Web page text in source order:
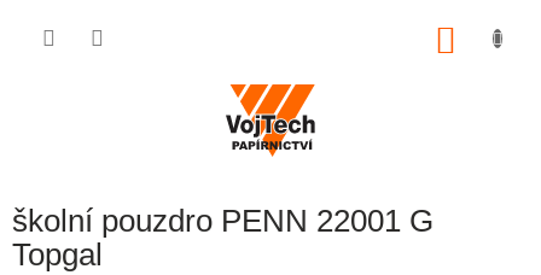
školní pouzdro PENN 22001 G
Topgal